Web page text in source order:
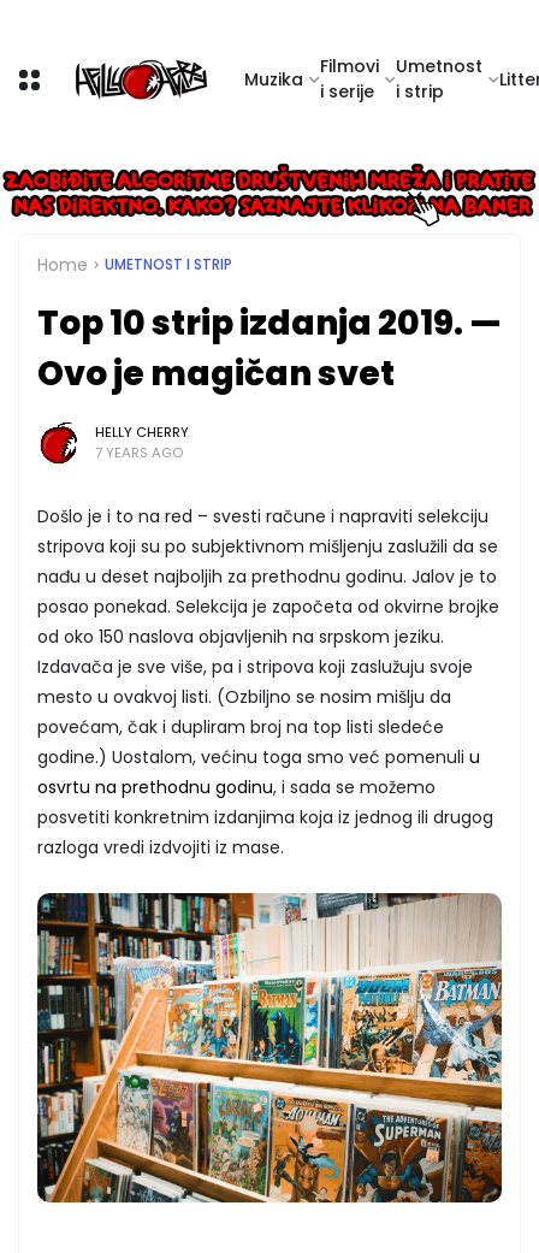
Muzika
Filmovi
i serije
Umetnost
i strip
Home UMETNOST I STRIP
Top 10 strip izdanja 2019. —
Ovo je magičan svet
HELLY CHERRY
7 YEARS AGO
Došlo je i to na red – svesti račune i napraviti selekciju
stripova koji su po subjektivnom mišljenju zaslužili da se
nađu u deset najboljih za prethodnu godinu. Jalov je to
posao ponekad. Selekcija je započeta od okvirne brojke
od oko 150 naslova objavljenih na srpskom jeziku.
Izdavača je sve više, pa i stripova koji zaslužuju svoje
mesto u ovakvoj listi. (Ozbiljno se nosim mišlju da
povećam, čak i dupliram broj na top listi sledeće
godine.) Uostalom, većinu toga smo već pomenuli u
osvrtu na prethodnu godinu, i sada se možemo
posvetiti konkretnim izdanjima koja iz jednog ili drugog
razloga vredi izdvojiti iz mase.